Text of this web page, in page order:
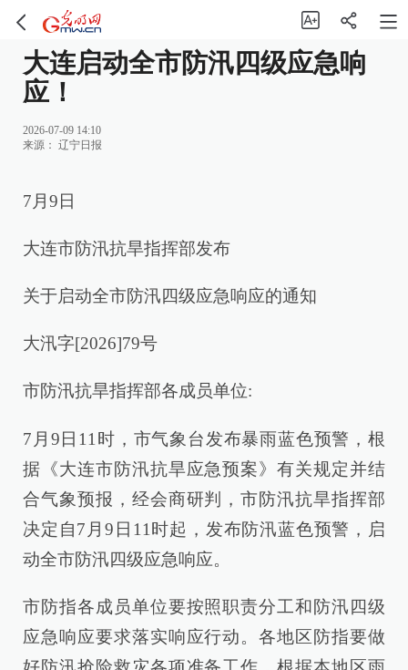
大连启动全市防汛四级应急响
应！
2026-07-09 14:10
来源： 辽宁日报
7月9日
大连市防汛抗旱指挥部发布
关于启动全市防汛四级应急响应的通知
大汛字[2026]79号
市防汛抗旱指挥部各成员单位:
7月9日11时，市气象台发布暴雨蓝色预警，根
据《大连市防汛抗旱应急预案》有关规定并结
合气象预报，经会商研判，市防汛抗旱指挥部
决定自7月9日11时起，发布防汛蓝色预警，启
动全市防汛四级应急响应。
市防指各成员单位要按照职责分工和防汛四级
应急响应要求落实响应行动。各地区防指要做